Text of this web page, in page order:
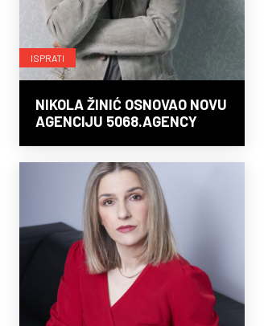
ISPRATI
NIKOLA ŽINIĆ OSNOVAO NOVU
AGENCIJU 5068.AGENCY